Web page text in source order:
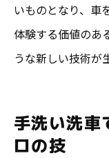
いものとなり、車
体験する価値のあ
うな新しい技術が
手洗い洗車
ロの技